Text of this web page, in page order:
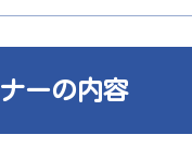
ーの内容